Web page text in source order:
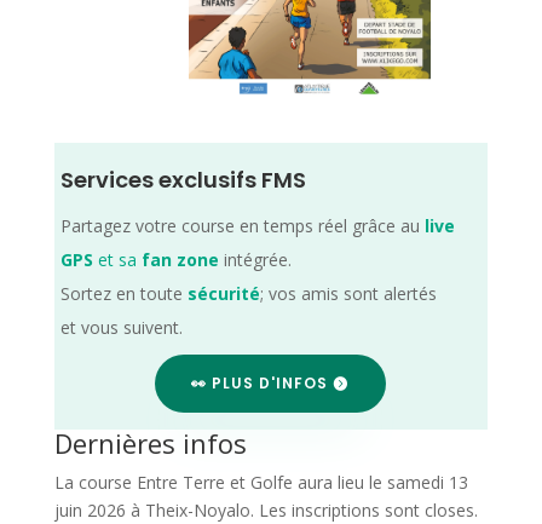
Services exclusifs FMS
Partagez votre course en temps réel grâce au live
GPS et sa fan zone intégrée.
Sortez en toute sécurité; vos amis sont alertés
et vous suivent.
👀 PLUS D'INFOS
Dernières infos
La course Entre Terre et Golfe aura lieu le samedi 13
juin 2026 à Theix-Noyalo. Les inscriptions sont closes.